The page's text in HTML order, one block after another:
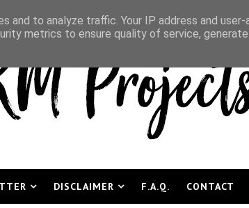
DISCLAIMER F.A.Q. CONTACT
and to analyze traffic. Your IP address and user-
metrics to ensure quality of service,